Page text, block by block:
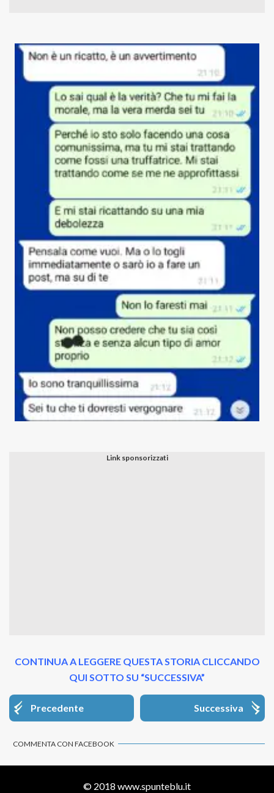
CONTINUA A LEGGERE QUESTA STORIA CLICCANDO
QUI SOTTO SU “SUCCESSIVA”
Precedente Successiva
COMMENTA CON FACEBOOK
© 2018 www.spunteblu.it